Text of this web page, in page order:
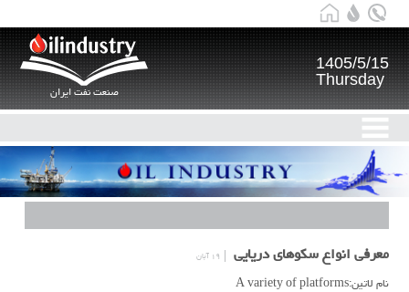
صنعت نفت ایران
1405/5/15
Thursday
معرفی انواع سکوهای دریایی ۱۹ آبان
نام لاتین:A variety of platforms